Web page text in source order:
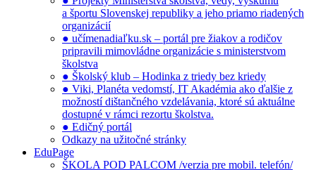
a športu Slovenskej republiky a jeho priamo riadených
organizácií
● učímenadiaľku.sk – portál pre žiakov a rodičov
pripravili mimovládne organizácie s ministerstvom
školstva
● Školský klub – Hodinka z triedy bez kriedy
● Viki, Planéta vedomstí, IT Akadémia ako ďalšie z
možností dištančného vzdelávania, ktoré sú aktuálne
dostupné v rámci rezortu školstva.
● Edičný portál
Odkazy na užitočné stránky
EduPage
ŠKOLA POD PALCOM /verzia pre mobil. telefón/